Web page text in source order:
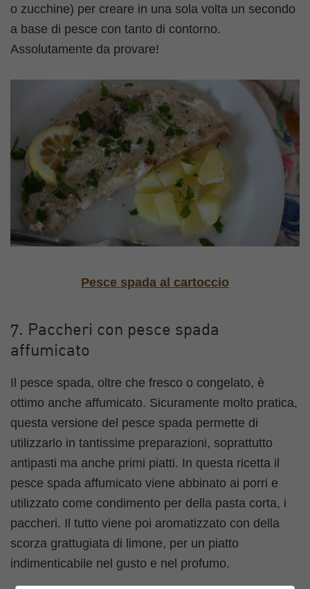
o zucchine) per creare in una sola volta un secondo
a base di pesce con tanto di contorno.
Assolutamente da provare!
Pesce spada al cartoccio
7. Paccheri con pesce spada
affumicato
Il pesce spada, oltre che fresco o congelato, è
ottimo anche affumicato. Sicuramente molto pratica,
questa versione del pesce spada permette di
utilizzarlo in tantissime preparazioni, soprattutto
antipasti ma anche primi piatti. In questa ricetta il
pesce spada affumicato viene abbinato ai porri e
utilizzato come condimento per della pasta corta, i
paccheri. Il tutto viene poi aromatizzato con della
scorza grattugiata di limone, per un piatto
indimenticabile nel gusto e nel profumo.